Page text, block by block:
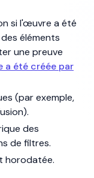
si l'œuvre a été
éléments
une preuve
a été créée par
(par exemple,
des
de filtres.
horodatée.